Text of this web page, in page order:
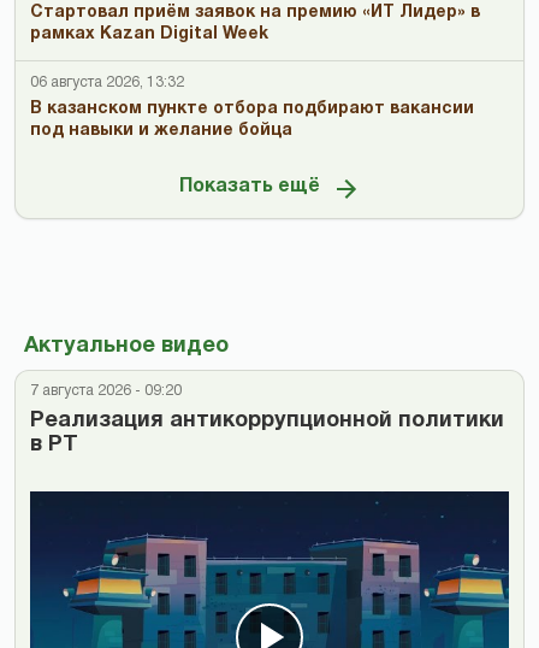
Стартовал приём заявок на премию «ИТ Лидер» в
рамках Kazan Digital Week
06 августа 2026, 13:32
В казанском пункте отбора подбирают вакансии
под навыки и желание бойца
Показать ещё
Актуальное видео
7 августа 2026 - 09:20
Реализация антикоррупционной политики
в РТ